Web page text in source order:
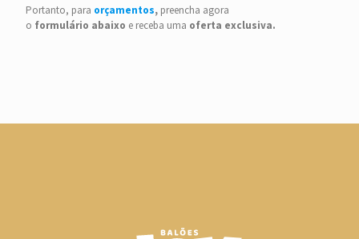
Portanto, para orçamentos, preencha agora
o formulário abaixo e receba uma oferta exclusiva.